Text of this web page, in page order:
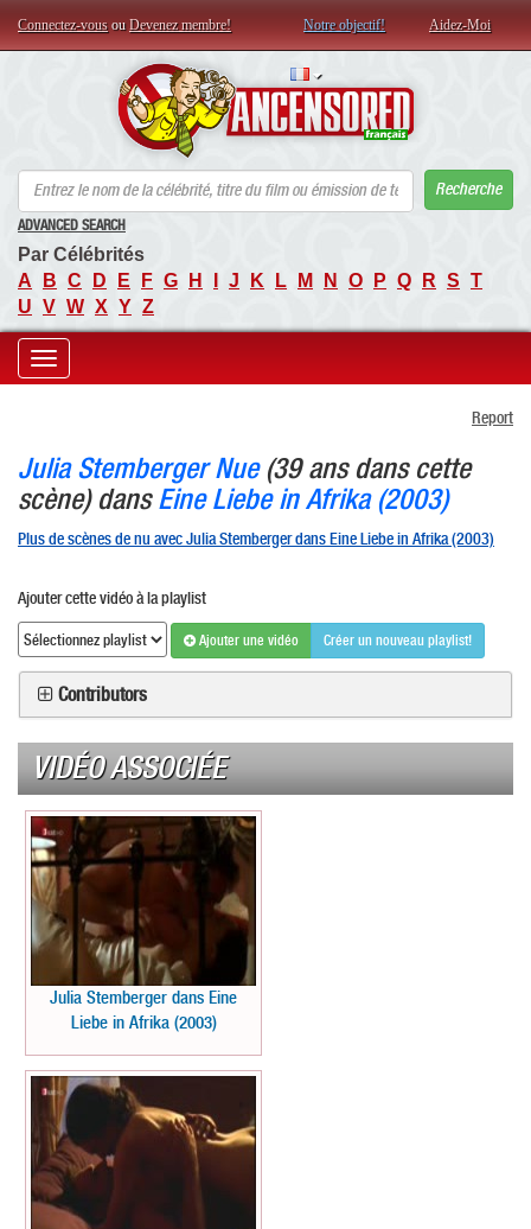
Connectez-vous ou Devenez membre! Notre objectif! Aidez-Moi
Recherche
ADVANCED SEARCH
Par Célébrités
A
B C D E F G H J K L M N O P Q R S T
U V W X Y Z
Toggle
Report
Julia Stemberger Nue(39 ans dans cette
scène) dansEine Liebe in Afrika (2003)
Plus de scènes de nu avec Julia Stemberger dans Eine Liebe in Afrika (2003)
Ajouter cette vidéo à la playlist
Ajouter une vidéo Créer un nouveau playlist!
Contributors
VIDÉO ASSOCIÉE
Julia Stemberger dans Eine
Liebe in Afrika (2003)